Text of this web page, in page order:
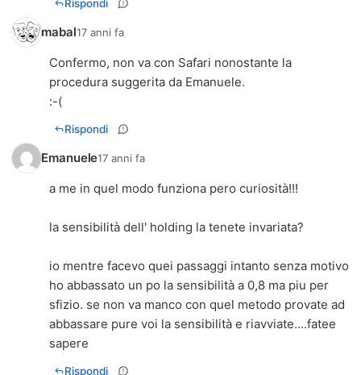
Rispondi
mabal17 anni fa
Confermo, non va con Safari nonostante la
procedura suggerita da Emanuele.
:-(
Rispondi
Emanuele17 anni fa
a me in quel modo funziona pero curiosità!!!
la sensibilità dell' holding la tenete invariata?
io mentre facevo quei passaggi intanto senza motivo
ho abbassato un po la sensibilità a 0,8 ma piu per
sfizio. se non va manco con quel metodo provate ad
abbassare pure voi la sensibilità e riavviate....fatee
sapere
Rispondi